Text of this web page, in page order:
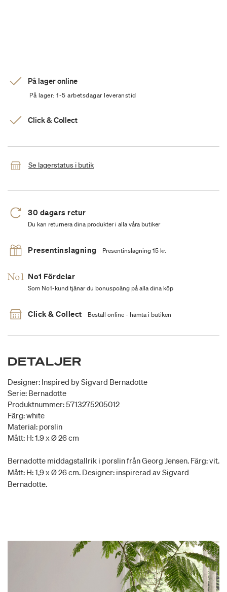
På lager online
På lager: 1-5 arbetsdagar leveranstid
Click & Collect
Se lagerstatus i butik
30 dagars retur
Du kan returnera dina produkter i alla våra butiker
Presentinslagning Presentinslagning 15 kr.
No1 Fördelar
Som No1-kund tjänar du bonuspoäng på alla dina köp
Click & Collect Beställ online - hämta i butiken
DETALJER
Designer: Inspired by Sigvard Bernadotte
Serie: Bernadotte
Produktnummer: 5713275205012
Färg: white
Material: porslin
Mått: H: 1.9 x Ø 26 cm
Bernadotte middagstallrik i porslin från Georg Jensen. Färg: vit.
Mått: H: 1,9 x Ø 26 cm. Designer: inspirerad av Sigvard
Bernadotte.